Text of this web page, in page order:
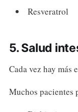
Resveratrol
5. Salud
Cada vez hay
Muchos pacientes